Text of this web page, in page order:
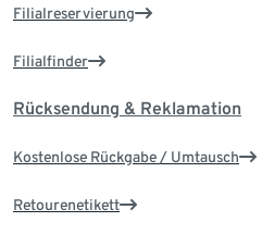
Filialreservierung
Filialfinder
Rücksendung & Reklamation
Kostenlose Rückgabe / Umtausch
Retourenetikett